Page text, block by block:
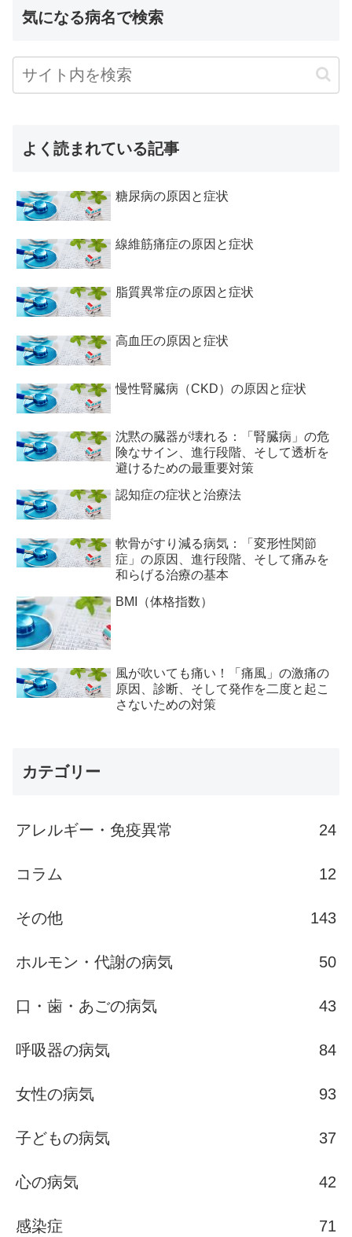
気になる病名で検索
よく読まれている記事
糖尿病の原因と症状
線維筋痛症の原因と症状
脂質異常症の原因と症状
高血圧の原因と症状
慢性腎臓病（CKD）の原因と症状
沈黙の臓器が壊れる：「腎臓病」の危
険なサイン、進行段階、そして透析を
避けるための最重要対策
認知症の症状と治療法
軟骨がすり減る病気：「変形性関節
症」の原因、進行段階、そして痛みを
和らげる治療の基本
BMI（体格指数）
風が吹いても痛い！「痛風」の激痛の
原因、診断、そして発作を二度と起こ
さないための対策
カテゴリー
アレルギー・免疫異常 24
コラム 12
その他 143
ホルモン・代謝の病気 50
口・歯・あごの病気 43
呼吸器の病気 84
女性の病気 93
子どもの病気 37
心の病気 42
感染症 71